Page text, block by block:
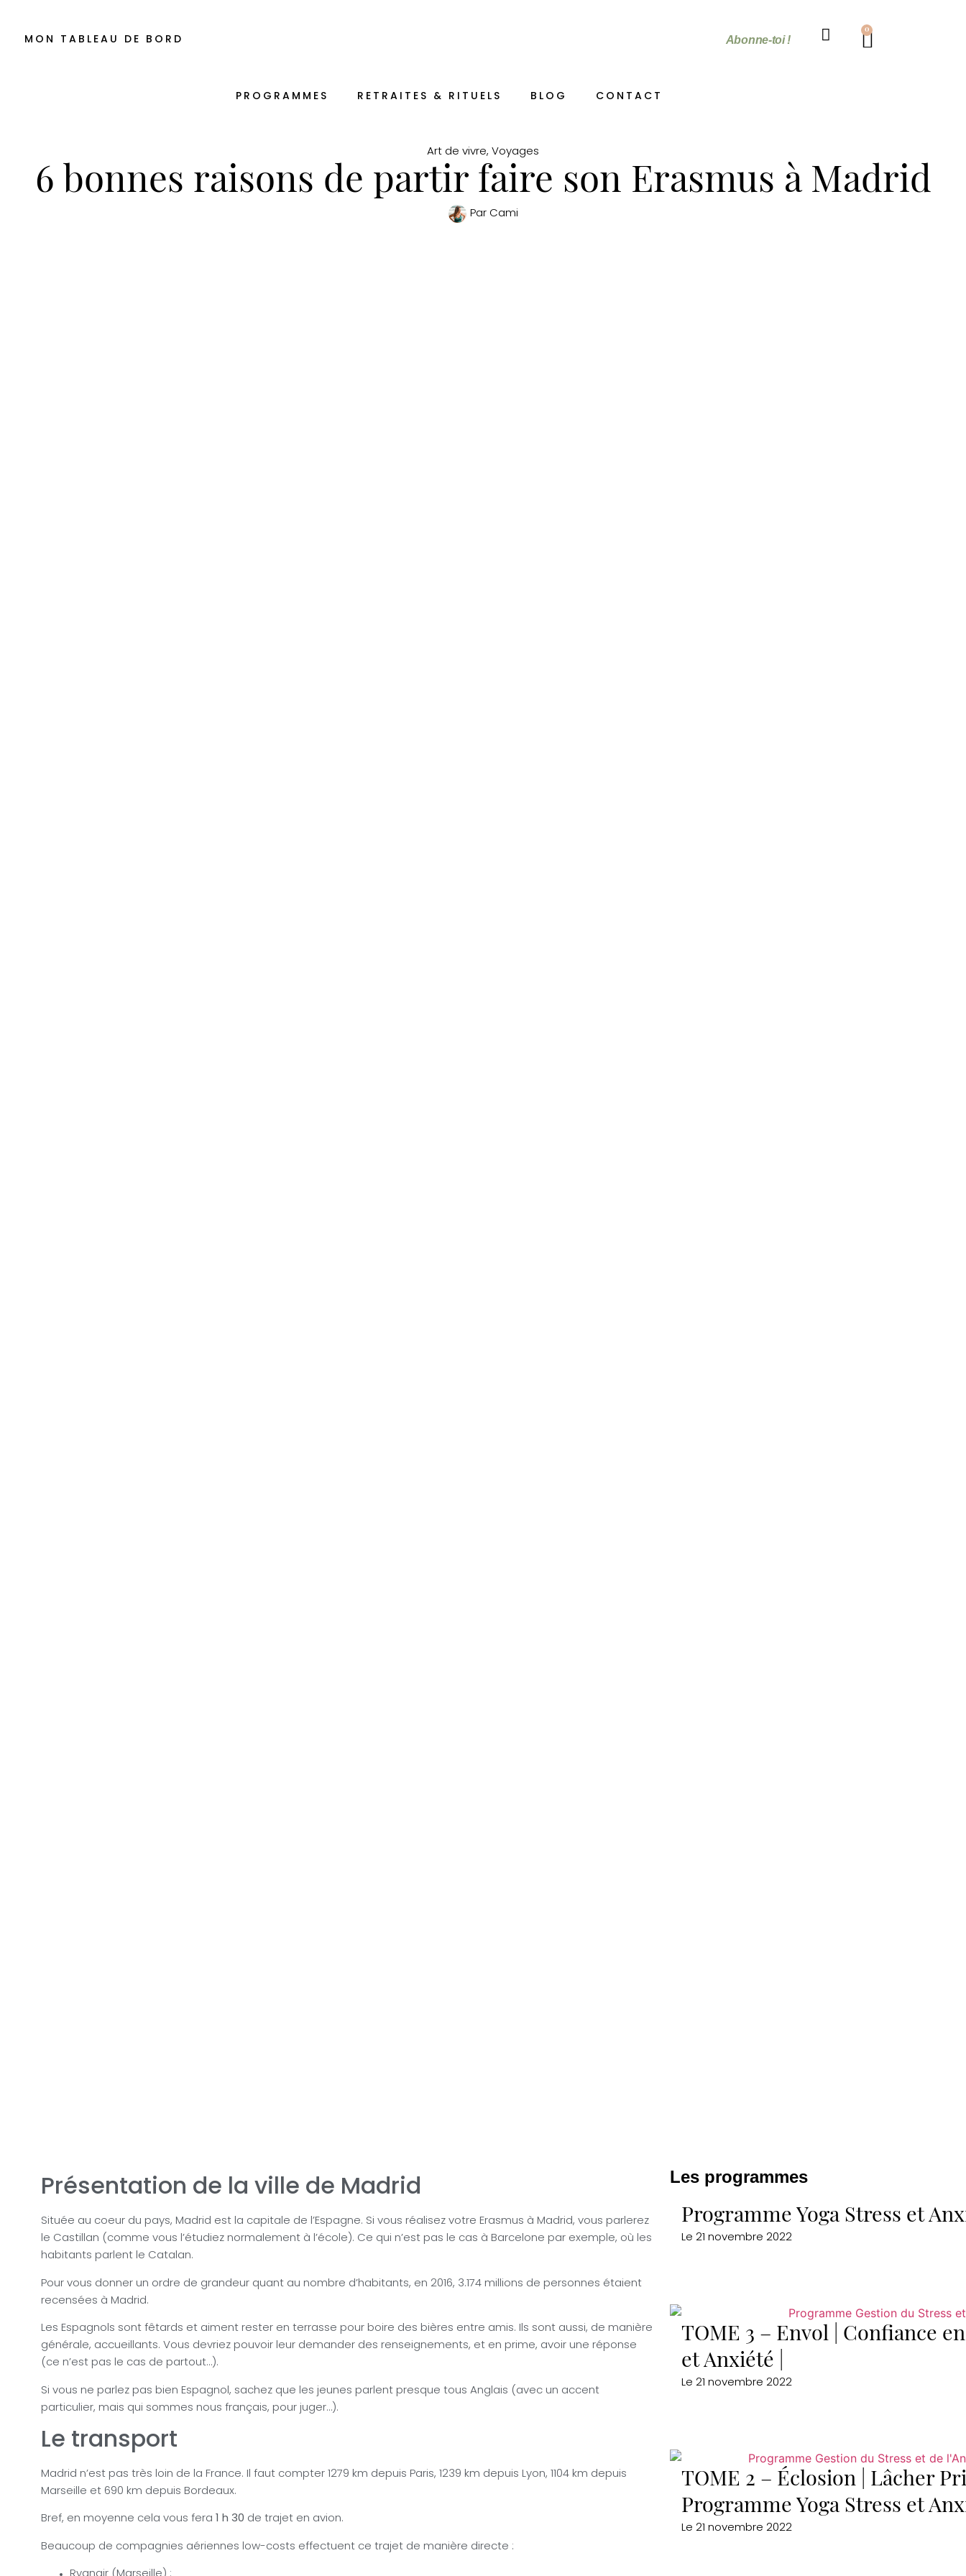
MON TABLEAU DE BORD Abonne-toi !
0
PROGRAMMES RETRAITES & RITUELS BLOG CONTACT
Art de vivre, Voyages
6 bonnes raisons de partir faire son Erasmus à Madrid
Par Cami
Présentation de la ville de Madrid
Située au coeur du pays, Madrid est la capitale de l’Espagne. Si vous réalisez votre Erasmus à Madrid, vous parlerez
le Castillan (comme vous l’étudiez normalement à l’école). Ce qui n’est pas le cas à Barcelone par exemple, où les
habitants parlent le Catalan.
Pour vous donner un ordre de grandeur quant au nombre d’habitants, en 2016, 3.174 millions de personnes étaient
recensées à Madrid.
Les Espagnols sont fêtards et aiment rester en terrasse pour boire des bières entre amis. Ils sont aussi, de manière
générale, accueillants. Vous devriez pouvoir leur demander des renseignements, et en prime, avoir une réponse
(ce n’est pas le cas de partout…).
Si vous ne parlez pas bien Espagnol, sachez que les jeunes parlent presque tous Anglais (avec un accent
particulier, mais qui sommes nous français, pour juger…).
Le transport
Madrid n’est pas très loin de la France. Il faut compter 1279 km depuis Paris, 1239 km depuis Lyon, 1104 km depuis
Marseille et 690 km depuis Bordeaux.
Bref, en moyenne cela vous fera 1 h 30 de trajet en avion.
Beaucoup de compagnies aériennes low-costs effectuent ce trajet de manière directe :
Les programmes
Programme Yoga Stress et
Le 21 novembre 2022
TOME 3 – Envol | Confiance
et Anxiété |
Le 21 novembre 2022
TOME 2 – Éclosion | Lâcher
Programme Yoga Stress et
Le 21 novembre 2022